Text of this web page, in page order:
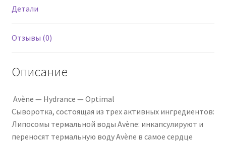
Детали
Отзывы (0)
Описание
Avène — Hydrance — Optimal
Сыворотка, состоящая из трех активных ингредиентов:
Липосомы термальной воды Avène: инкапсулируют и
переносят термальную воду Avène в самое сердце